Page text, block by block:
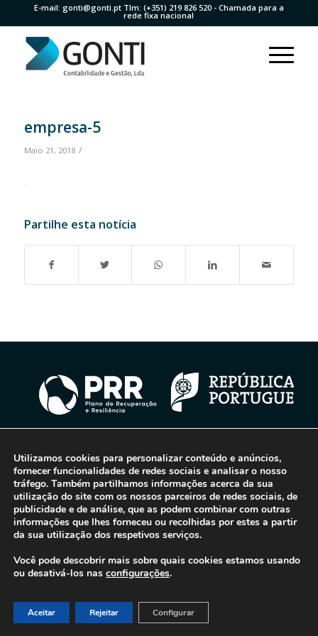
E-mail: gonti@gonti.ptTlm: (+351) 219 826 520- Chamada para a
rede fixa nacional
empresa-5
Maio 21, 2018 /
Partilhe esta notícia
© 2016-2026 - Gonti Contabilidade e Gestão -Política de Privacidade
Livro de Reclamações
Utilizamos cookies para personalizar conteúdo e anúncios,
fornecer funcionalidades de redes sociais e analisar o nosso
tráfego. Também partilhamos informações acerca da sua
utilização do site com os nossos parceiros de redes sociais, de
publicidade e de análise, que as podem combinar com outras
informações que lhes forneceu ou recolhidas por estes a partir
da sua utilização dos respetivos serviços.
Você pode descobrir mais sobre quais cookies estamos usando
ou desativá-los nas configurações.
Aceitar Rejeitar Configurar